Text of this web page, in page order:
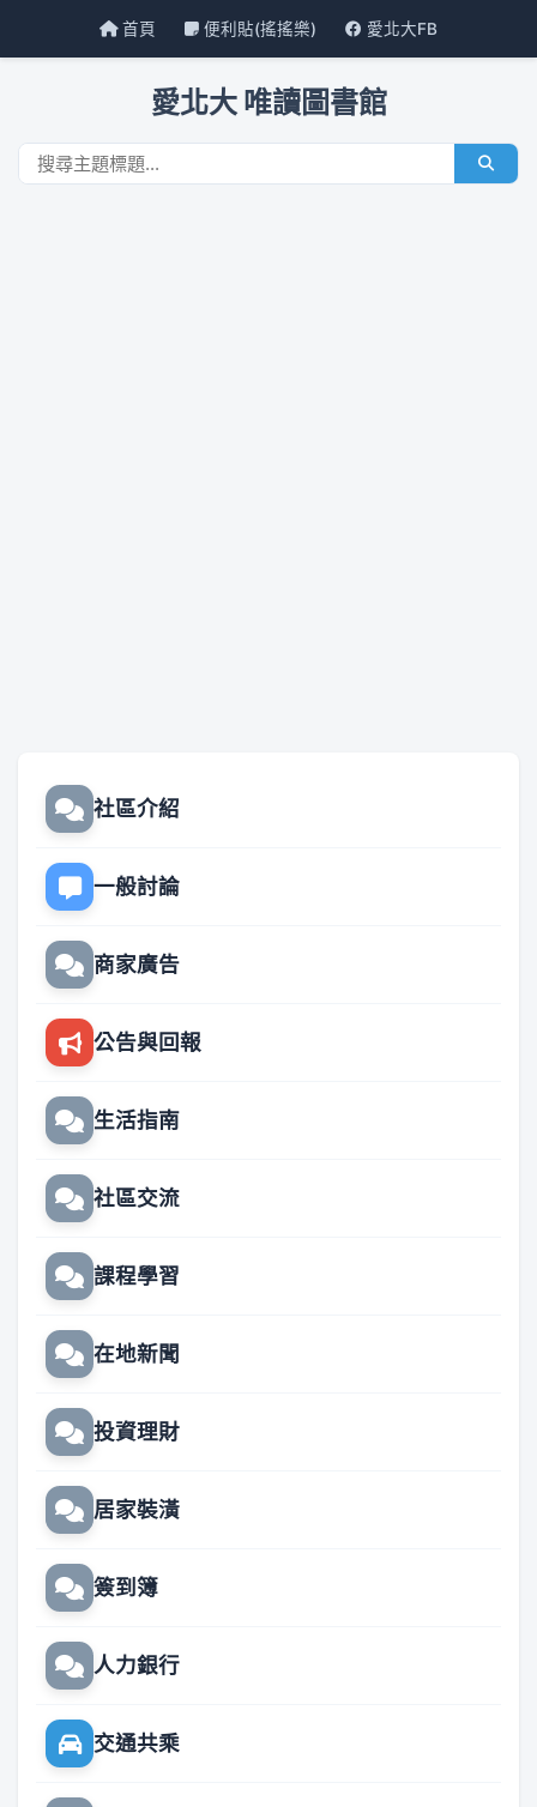
首頁 便利貼(搖搖樂) 愛北大FB
愛北大 唯讀圖書館
社區介紹
一般討論
商家廣告
公告與回報
生活指南
社區交流
課程學習
在地新聞
投資理財
居家裝潢
簽到簿
人力銀行
交通共乘